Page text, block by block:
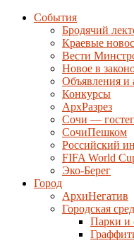
События
Бродячий
Краевые
Вести
Новое в
Объявления и
Конкурсы
АрхРазрез
Сочи —
СочиПешком
Российский
FIFA World
Эко-Берег
Город
АрхиНегатив
Городская
Парки и